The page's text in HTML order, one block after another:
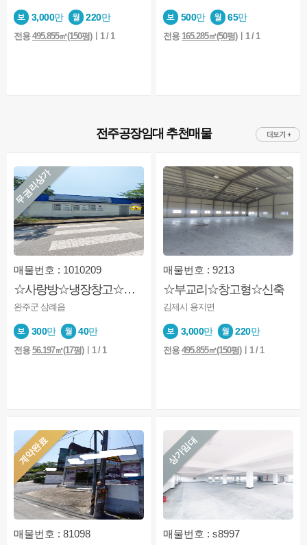
3,000만 220만
전용495.855㎡(150평)ㅣ1 / 1
500만 65만
전용 165.285㎡(50평)ㅣ1 / 1
전주공장임대 추천매물
무권리상가
매물번호 : 1010209
☆사랑방☆냉장창고☆삼례ic☆식품창고☆우유대리점
완주군 삼례읍
300만 40만
전용56.197㎡(17평)ㅣ1 / 1
매물번호 : 9213
☆부교리☆창고형☆신축
김제시 용지면
3,000만 220만
전용495.855㎡(150평)ㅣ1 / 1
계약완료
매물번호 : 81098
상가임대
매물번호 : s8997